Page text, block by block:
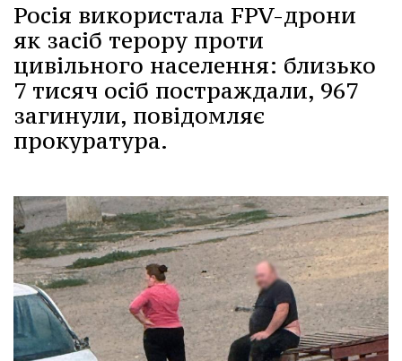
Росія використала FPV-дрони
як засіб терору проти
цивільного населення: близько
7 тисяч осіб постраждали, 967
загинули, повідомляє
прокуратура.